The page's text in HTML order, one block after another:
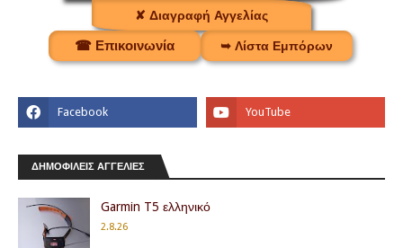
✘ Διαγραφή Αγγελίας
☎ Επικοινωνία ➥ Λίστα Εμπόρων
ΔΗΜΟΦΙΛΕΙΣ ΑΓΓΕΛΙΕΣ
Garmin T5 ελληνικό
2.8.26